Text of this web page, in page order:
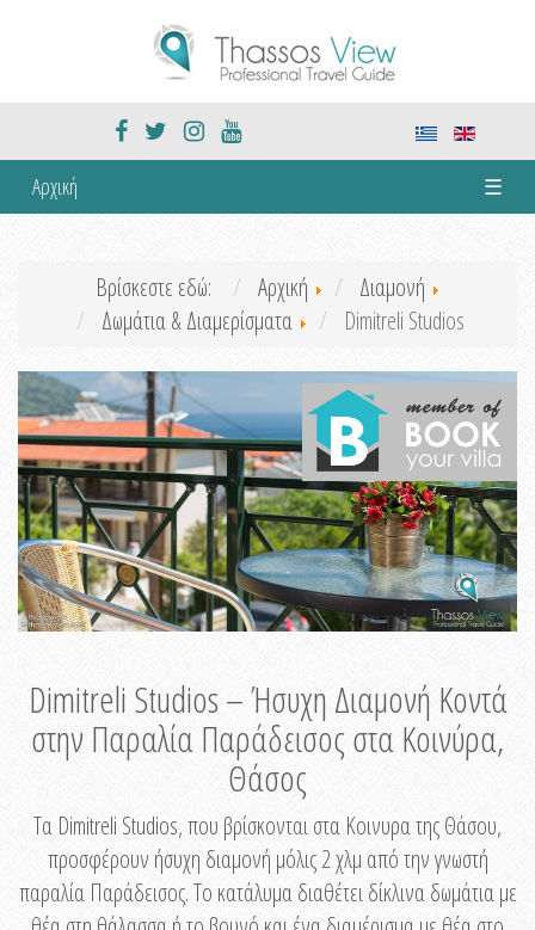
Αρχική ☰
Βρίσκεστε εδώ: Αρχική
Διαμονή
Δωμάτια & Διαμερίσματα
Dimitreli Studios
Dimitreli Studios – Ήσυχη Διαμονή Κοντά
στην Παραλία Παράδεισος στα Κοινύρα,
Θάσος
Τα Dimitreli Studios, που βρίσκονται στα Κοινυρα της Θάσου,
προσφέρουν ήσυχη διαμονή μόλις 2 χλμ από την γνωστή
παραλία Παράδεισος. Το κατάλυμα διαθέτει δίκλινα δωμάτια με